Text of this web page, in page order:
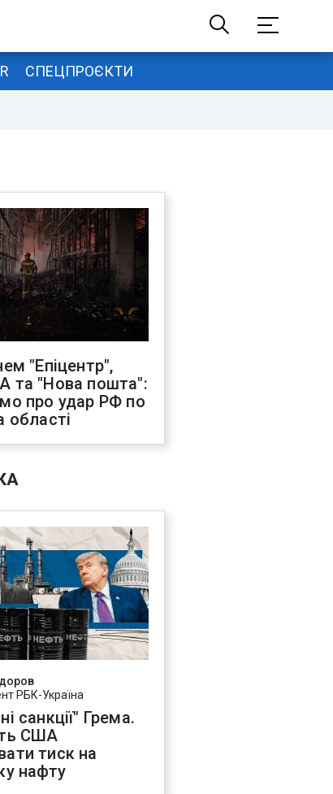
СПЕЦПРОЄКТИ
"Епіцентр",
та "Нова пошта":
про удар РФ по
області
РБК-Україна
санкції" Грема.
США
тиск на
нафту